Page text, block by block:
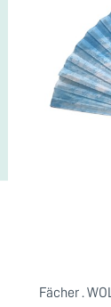
Fächer .